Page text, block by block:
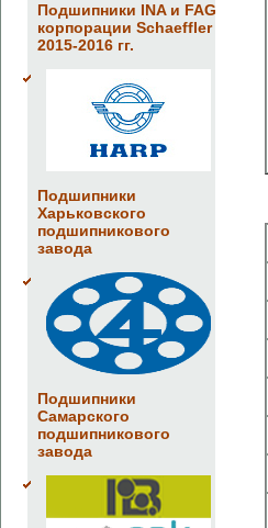
Подшипники INA и FAG
корпорации Schaeffler
2015-2016 гг.
Подшипники
Харьковского
подшипникового
завода
Подшипники
Самарского
подшипникового
завода